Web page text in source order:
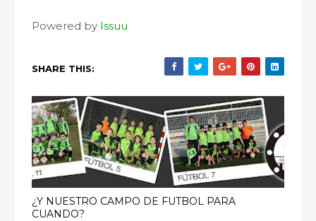
Powered by Issuu
SHARE THIS:
¿Y NUESTRO CAMPO DE FUTBOL PARA
CUANDO?